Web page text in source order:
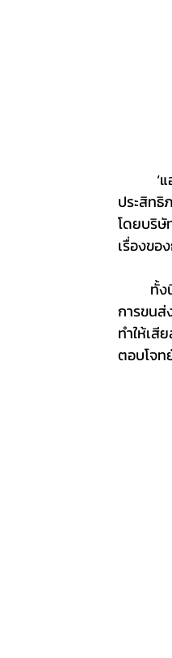
ประสิทธิ
โดยบริษั
เรื่องขอ
การขนส่
ทำให้เสี
ตอบโจท